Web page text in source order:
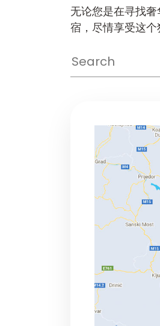
无论您是在寻找
宿，尽情享受这个